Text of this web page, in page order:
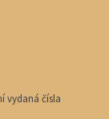
vydaná čísla